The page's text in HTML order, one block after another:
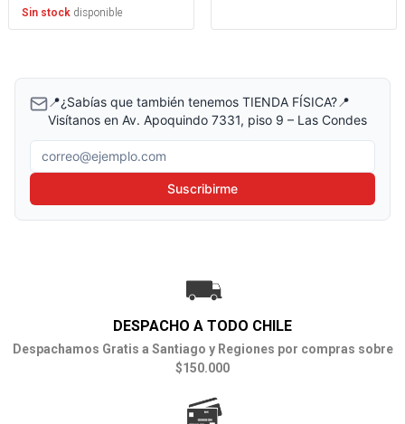
Sin stock disponible
📍¿Sabías que también tenemos TIENDA FÍSICA?📍
Visítanos en Av. Apoquindo 7331, piso 9 – Las Condes
Correo electrónico
Suscribirme
DESPACHO A TODO CHILE
Despachamos Gratis a Santiago y Regiones por compras sobre
$150.000